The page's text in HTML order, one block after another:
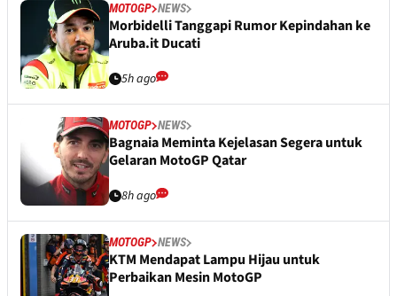
MOTOGP NEWS
Morbidelli Tanggapi Rumor Kepindahan ke
Aruba.it Ducati
5h ago
MOTOGP NEWS
Bagnaia Meminta Kejelasan Segera untuk
Gelaran MotoGP Qatar
8h ago
MOTOGP NEWS
KTM Mendapat Lampu Hijau untuk
Perbaikan Mesin MotoGP